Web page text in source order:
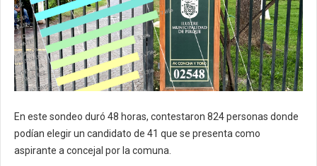
En este sondeo duró 48 horas, contestaron 824 personas donde
podían elegir un candidato de 41 que se presenta como
aspirante a concejal por la comuna.